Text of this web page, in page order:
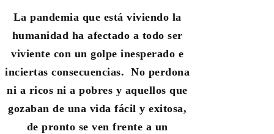
La pandemia que está viviendo la
humanidad ha afectado a todo ser
viviente con un golpe inesperado e
inciertas consecuencias. No perdona
ni a ricos ni a pobres y aquellos que
gozaban de una vida fácil y exitosa,
de pronto se ven frente a un